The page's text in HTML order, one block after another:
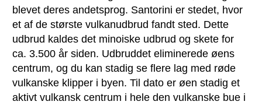
blevet deres andetsprog. Santorini er stedet, hvor
et af de største vulkanudbrud fandt sted. Dette
udbrud kaldes det minoiske udbrud og skete for
ca. 3.500 år siden. Udbruddet eliminerede øens
centrum, og du kan stadig se flere lag med røde
vulkanske klipper i byen. Til dato er øen stadig et
aktivt vulkansk centrum i hele den vulkanske bue i